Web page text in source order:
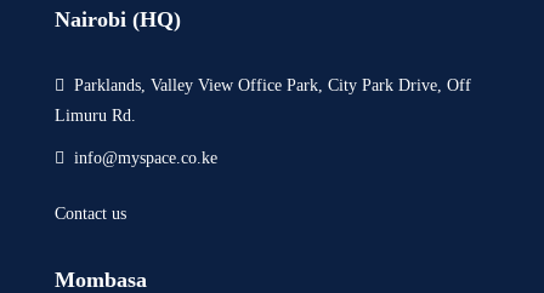
Nairobi (HQ)
Parklands, Valley View Office Park, City Park Drive, Off
Limuru Rd.
info@myspace.co.ke
Contact us
Mombasa